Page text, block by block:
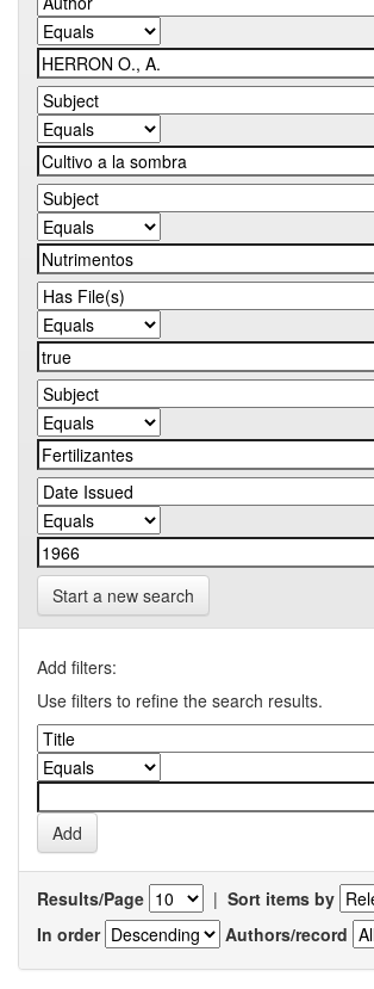
Start a new search
Add filters:
Use filters to refine the search results.
Results/Page | Sort items by
In order
Authors/record